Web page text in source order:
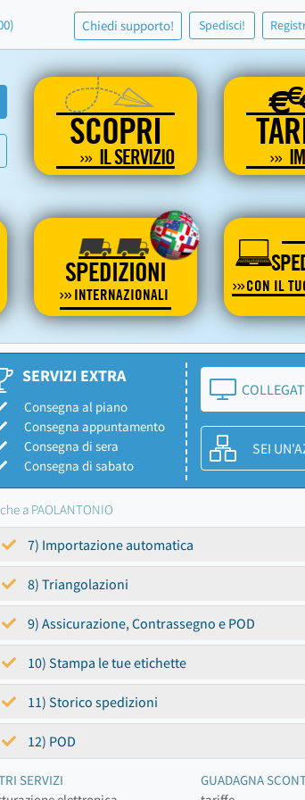
Chiedi supporto! Spedisci!
SCOPRI
IL SERVIZIO
€€
SPEDIZIONI
INTERNAZIONALI CON IL
SERVIZI EXTRA
Consegna al piano
Consegna appuntamento
Consegna di sera
Consegna di sabato
SEI
a PAOLANTONIO
7) Importazione automatica
8) Triangolazioni
9) Assicurazione, Contrassegno e POD
10) Stampa le tue etichette
11) Storico spedizioni
12) POD
SERVIZI
GUADAGNA